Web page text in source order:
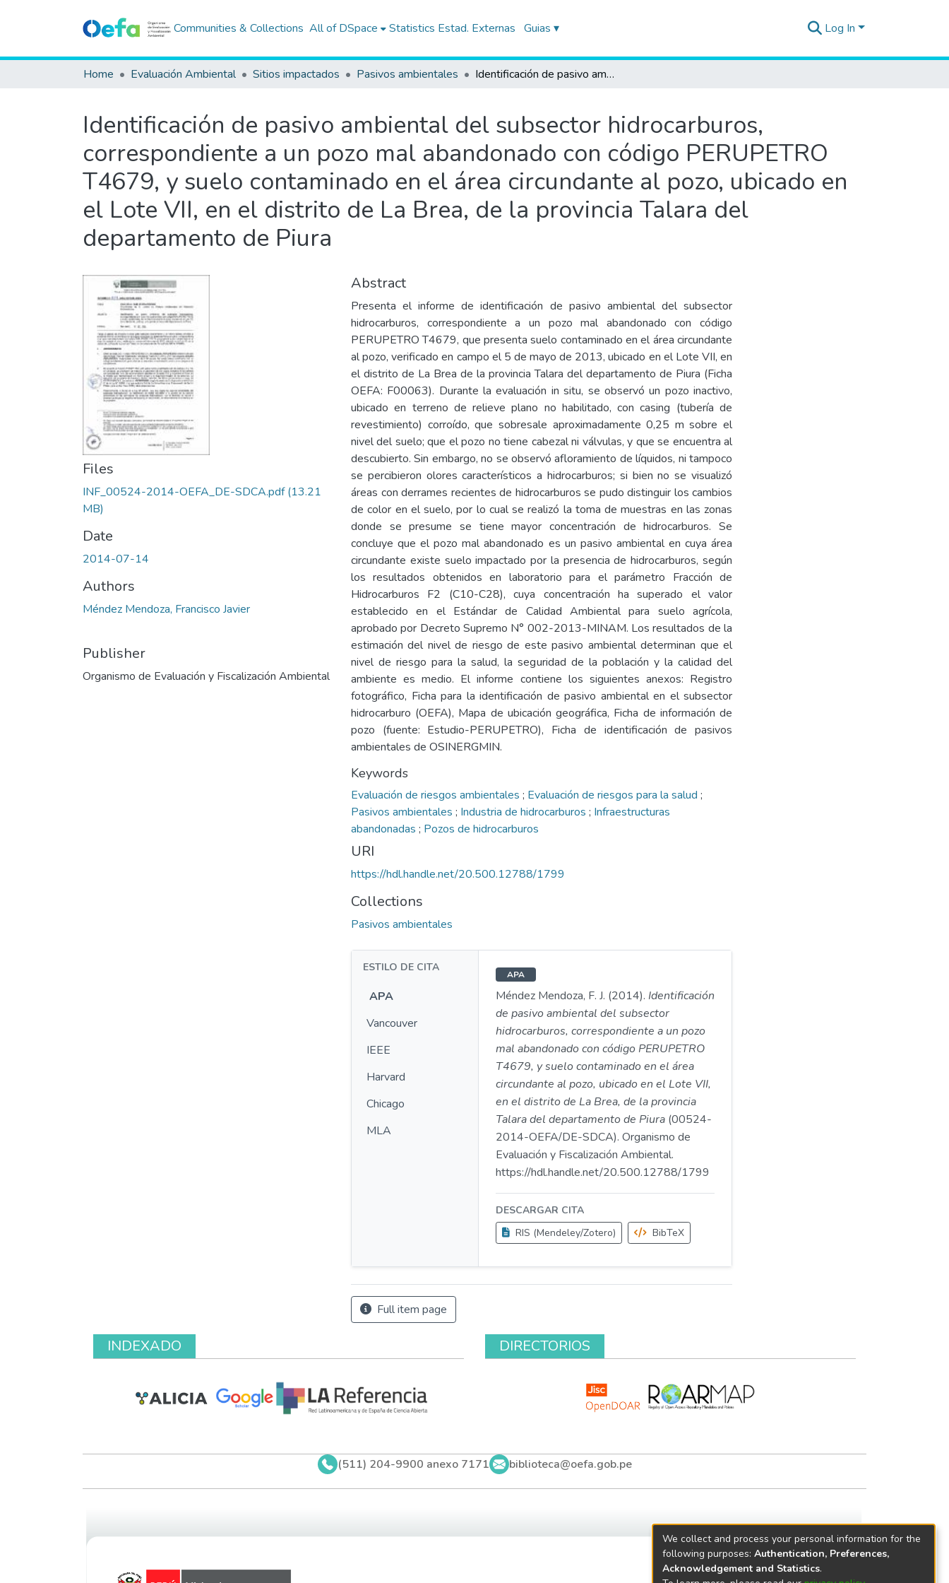
Communities & Collections All of DSpace Statistics Estad. Externas Guias ▾ Log In
Home Evaluación Ambiental Sitios impactados Pasivos ambientales Identificación de pasivo ambiental del subsector hidrocarburos, correspondiente a un pozo mal abandonado con código PERUPETRO T4679, y suelo contaminado en el área circundante al pozo, ubicado en el Lote VII, en el distrito de La Brea, de la provincia Talara del departamento de Piura
Identificación de pasivo ambiental del subsector hidrocarburos,
correspondiente a un pozo mal abandonado con código PERUPETRO
T4679, y suelo contaminado en el área circundante al pozo, ubicado en
el Lote VII, en el distrito de La Brea, de la provincia Talara del
departamento de Piura
Files
INF_00524-2014-OEFA_DE-SDCA.pdf(13.21
MB)
Date
2014-07-14
Authors
Méndez Mendoza, Francisco Javier
Publisher
Organismo de Evaluación y Fiscalización Ambiental
Abstract
Presenta el informe de identificación de pasivo ambiental del subsector
hidrocarburos, correspondiente a un pozo mal abandonado con código
PERUPETRO T4679, que presenta suelo contaminado en el área circundante
al pozo, verificado en campo el 5 de mayo de 2013, ubicado en el Lote VII, en
el distrito de La Brea de la provincia Talara del departamento de Piura (Ficha
OEFA: F00063). Durante la evaluación in situ, se observó un pozo inactivo,
ubicado en terreno de relieve plano no habilitado, con casing (tubería de
revestimiento) corroído, que sobresale aproximadamente 0,25 m sobre el
nivel del suelo; que el pozo no tiene cabezal ni válvulas, y que se encuentra al
descubierto. Sin embargo, no se observó afloramiento de líquidos, ni tampoco
se percibieron olores característicos a hidrocarburos; si bien no se visualizó
áreas con derrames recientes de hidrocarburos se pudo distinguir los cambios
de color en el suelo, por lo cual se realizó la toma de muestras en las zonas
donde se presume se tiene mayor concentración de hidrocarburos. Se
concluye que el pozo mal abandonado es un pasivo ambiental en cuya área
circundante existe suelo impactado por la presencia de hidrocarburos, según
los resultados obtenidos en laboratorio para el parámetro Fracción de
Hidrocarburos F2 (C10-C28), cuya concentración ha superado el valor
establecido en el Estándar de Calidad Ambiental para suelo agrícola,
aprobado por Decreto Supremo N° 002-2013-MINAM. Los resultados de la
estimación del nivel de riesgo de este pasivo ambiental determinan que el
nivel de riesgo para la salud, la seguridad de la población y la calidad del
ambiente es medio. El informe contiene los siguientes anexos: Registro
fotográfico, Ficha para la identificación de pasivo ambiental en el subsector
hidrocarburo (OEFA), Mapa de ubicación geográfica, Ficha de información de
pozo (fuente: Estudio-PERUPETRO), Ficha de identificación de pasivos
ambientales de OSINERGMIN.
Keywords
Evaluación de riesgos ambientales ; Evaluación de riesgos para la salud ;
Pasivos ambientales ; Industria de hidrocarburos ; Infraestructuras
abandonadas ; Pozos de hidrocarburos
URI
https://hdl.handle.net/20.500.12788/1799
Collections
Pasivos ambientales
ESTILO DE CITA
APA
Vancouver
IEEE
Harvard
Chicago
MLA
APA
Méndez Mendoza, F. J. (2014). Identificación
de pasivo ambiental del subsector
hidrocarburos, correspondiente a un pozo
mal abandonado con código PERUPETRO
T4679, y suelo contaminado en el área
circundante al pozo, ubicado en el Lote VII,
en el distrito de La Brea, de la provincia
Talara del departamento de Piura (00524-
2014-OEFA/DE-SDCA). Organismo de
Evaluación y Fiscalización Ambiental.
https://hdl.handle.net/20.500.12788/1799
DESCARGAR CITA
RIS (Mendeley/Zotero)
BibTeX
Full item page
INDEXADO DIRECTORIOS
(511) 204-9900 anexo 7171 biblioteca@oefa.gob.pe
We collect and process your personal information for the
following purposes: Authentication, Preferences,
Acknowledgement and Statistics.